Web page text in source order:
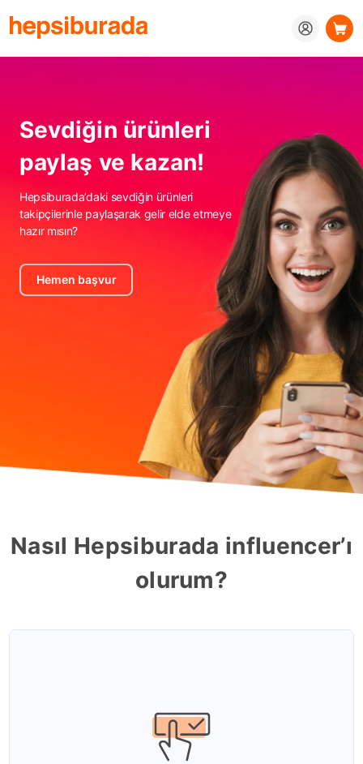
Sevdiğin ürünleri
paylaş ve kazan!
Hepsiburada’daki sevdiğin ürünleri
takipçilerinle paylaşarak gelir elde etmeye
hazır mısın?
Hemen başvur
Nasıl Hepsiburada influencer’ı
olurum?